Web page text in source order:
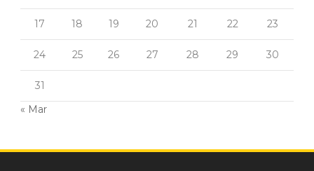
17 18 19 20 21 22 23
24 25 26 27 28 29 30
31
« Mar